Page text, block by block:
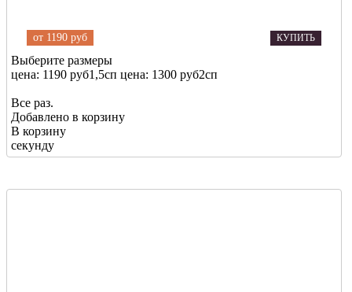
от 1190 руб КУПИТЬ
Выберите размеры
цена: 1190 руб1,5сп цена: 1300 руб2сп
Все раз.
Добавлено в корзину
В корзину
секунду